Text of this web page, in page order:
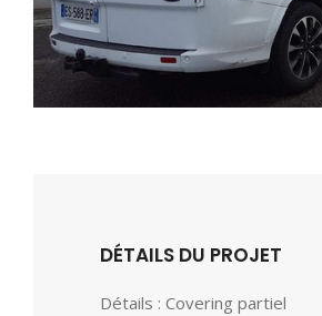
DÉTAILS DU PROJET
Détails : Covering partiel